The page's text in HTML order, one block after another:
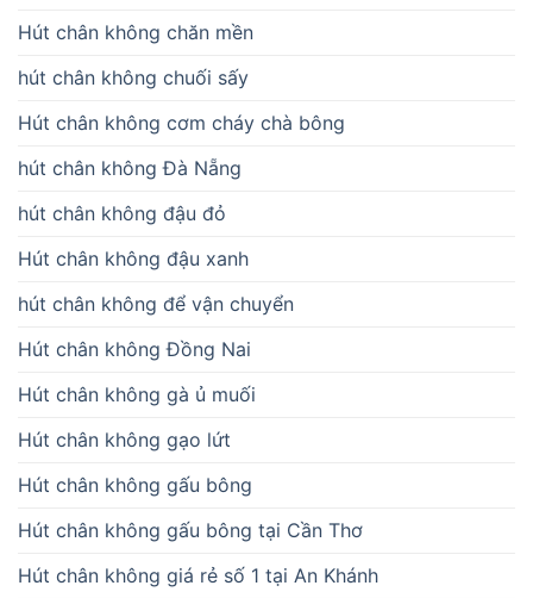
Hút chân không chăn mền
hút chân không chuối sấy
Hút chân không cơm cháy chà bông
hút chân không Đà Nẵng
hút chân không đậu đỏ
Hút chân không đậu xanh
hút chân không để vận chuyển
Hút chân không Đồng Nai
Hút chân không gà ủ muối
Hút chân không gạo lứt
Hút chân không gấu bông
Hút chân không gấu bông tại Cần Thơ
Hút chân không giá rẻ số 1 tại An Khánh